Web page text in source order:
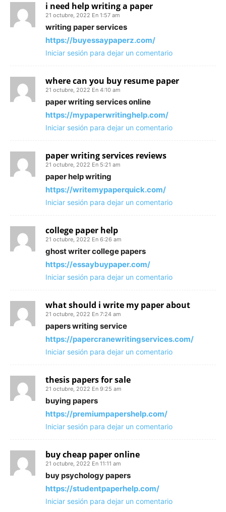
i need help writing a paper
21 octubre, 2022 En 1:57 am
writing paper services
https://buyessaypaperz.com/
Iniciar sesión para dejar un comentario
where can you buy resume paper
21 octubre, 2022 En 4:10 am
paper writing services online
https://mypaperwritinghelp.com/
Iniciar sesión para dejar un comentario
paper writing services reviews
21 octubre, 2022 En 5:21 am
paper help writing
https://writemypaperquick.com/
Iniciar sesión para dejar un comentario
college paper help
21 octubre, 2022 En 6:26 am
ghost writer college papers
https://essaybuypaper.com/
Iniciar sesión para dejar un comentario
what should i write my paper about
21 octubre, 2022 En 7:24 am
papers writing service
https://papercranewritingservices.com/
Iniciar sesión para dejar un comentario
thesis papers for sale
21 octubre, 2022 En 9:25 am
buying papers
https://premiumpapershelp.com/
Iniciar sesión para dejar un comentario
buy cheap paper online
21 octubre, 2022 En 11:11 am
buy psychology papers
https://studentpaperhelp.com/
Iniciar sesión para dejar un comentario